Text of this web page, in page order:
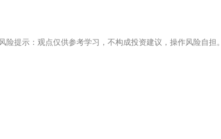
风险提示：观点仅供参考学习，不构成投资建议，操作风险自担。